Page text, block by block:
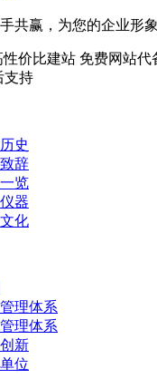
共赢，为您的企业形
性价比建站 免费网站代
支持
史
辞
览
器
化
理体系
理体系
新
位